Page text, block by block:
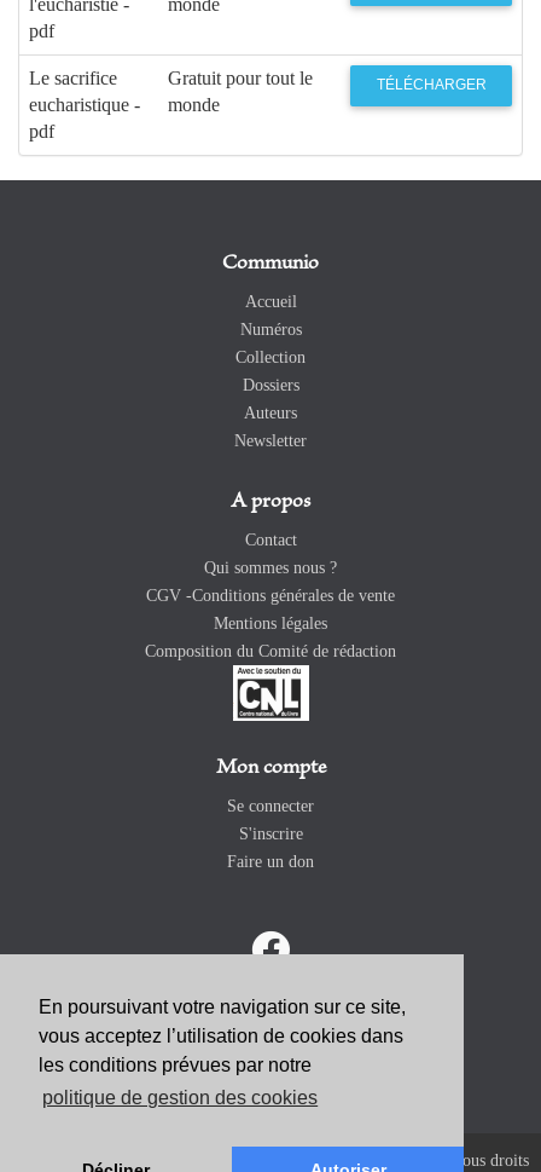
En poursuivant votre navigation sur ce site,
vous acceptez l’utilisation de cookies dans
les conditions prévues par notre
politique de gestion des cookies
pdf
Le sacrifice
eucharistique -
pdf
Gratuit pour tout le
monde
TÉLÉCHARGER
Communio
Accueil
Numéros
Collection
Dossiers
Auteurs
Newsletter
A propos
Contact
Qui sommes nous ?
CGV -Conditions générales de vente
Mentions légales
Composition du Comité de rédaction
Mon compte
Se connecter
S'inscrire
Faire un don
ABONNEZ-VOUS
Copyright 2026 Revue Catholique Internationale COMMUNIO. Tous droits